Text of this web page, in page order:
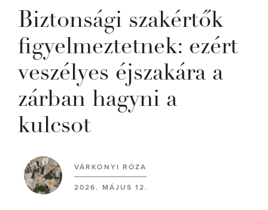
Biztonsági szakértők
figyelmeztetnek: ezért
veszélyes éjszakára a
zárban hagyni a
kulcsot
VÁRKONYI RÓZA
2026. MÁJUS 12.